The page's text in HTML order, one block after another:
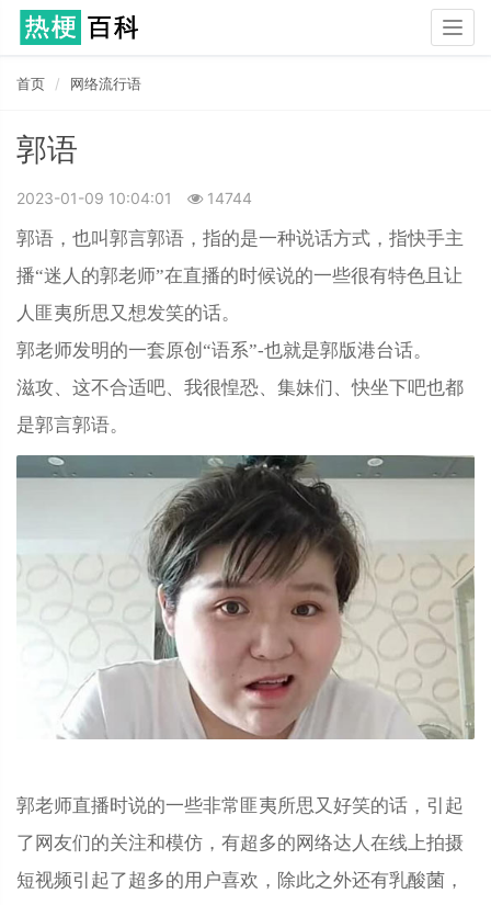
首页 网络流行语
郭语
2023-01-09 10:04:01 14744
郭语，也叫郭言郭语，指的是一种说话方式，指快手主
播“迷人的郭老师”在直播的时候说的一些很有特色且让
人匪夷所思又想发笑的话。
郭老师发明的一套原创“语系”-也就是郭版港台话。
滋攻、这不合适吧、我很惶恐、集妹们、快坐下吧也都
是郭言郭语。
郭老师直播时说的一些非常匪夷所思又好笑的话，引起
了网友们的关注和模仿，有超多的网络达人在线上拍摄
短视频引起了超多的用户喜欢，除此之外还有乳酸菌，